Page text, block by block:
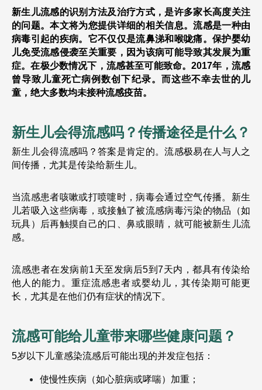
新生儿流感的识别方法及治疗方式，是许多家长高度关注
的问题。本文将为您提供详细的相关信息。流感是一种由
病毒引起的疾病。它不仅仅是流鼻涕和喉咙痛。保护婴幼
儿免受流感侵袭至关重要，因为该病可能导致其发展为重
症。在极少数情况下，流感甚至可能致命。2017年，流感
曾导致儿童死亡病例数创下纪录。而这些不幸去世的儿
童，绝大多数均未接种流感疫苗。
新生儿会得流感吗？传播途径是什么？
新生儿会得流感吗？答案是肯定的。流感极易在人与人之
间传播，尤其是传染给新生儿。
当流感患者咳嗽或打喷嚏时，病毒会通过空气传播。新生
儿若吸入这些病毒，或接触了被流感病毒污染的物品（如
玩具）后再触摸自己的口、鼻或眼睛，就可能被新生儿流
感。
流感患者在发病前1天至发病后5到7天内，都具有传染给
他人的能力。重症流感患者或婴幼儿，其传染期可能更
长，尤其是在他们仍有症状的情况下。
流感可能给儿童带来哪些健康问题？
5岁以下儿童感染流感后可能出现的并发症包括：
使慢性疾病（如心脏病或哮喘）加重；